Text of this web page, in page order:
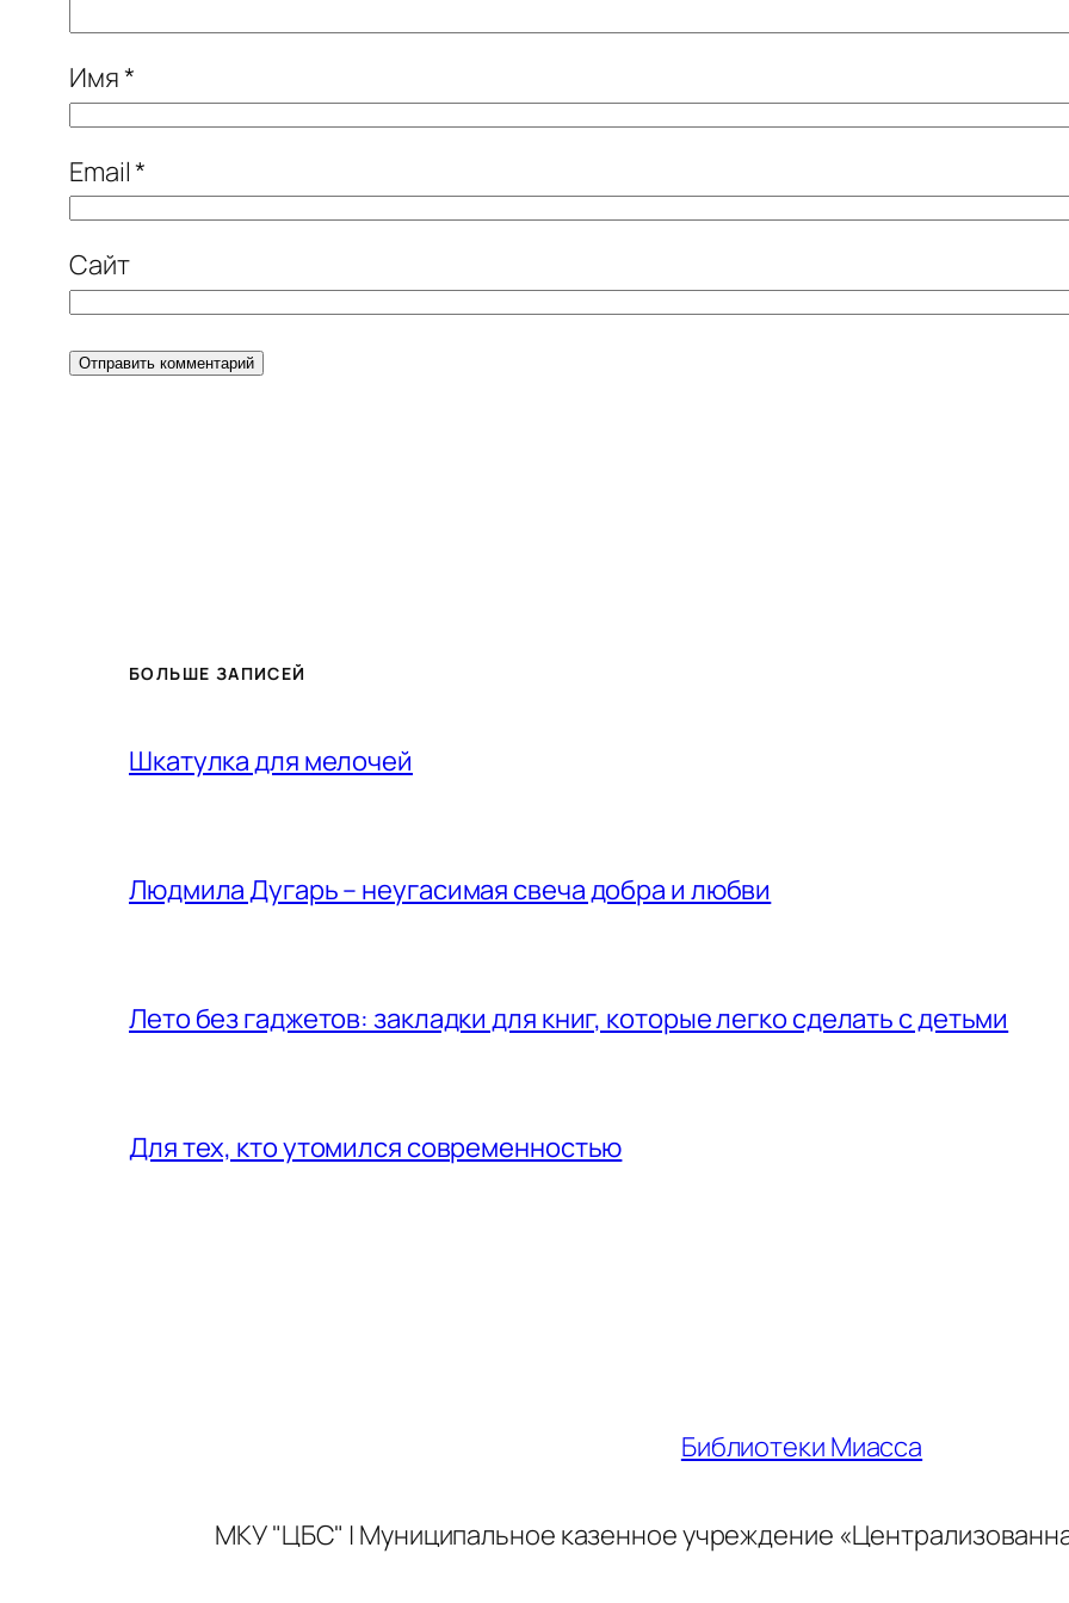
Имя*
Email*
Сайт
БОЛЬШЕ ЗАПИСЕЙ
Шкатулка для мелочей
Людмила Дугарь – неугасимая свеча добра и любви
Лето без гаджетов: закладки для книг, которые легко сделать с детьми
Для тех, кто утомился современностью
Библиотеки Миасса
МКУ "ЦБС" | Муниципальное казенное учреждение